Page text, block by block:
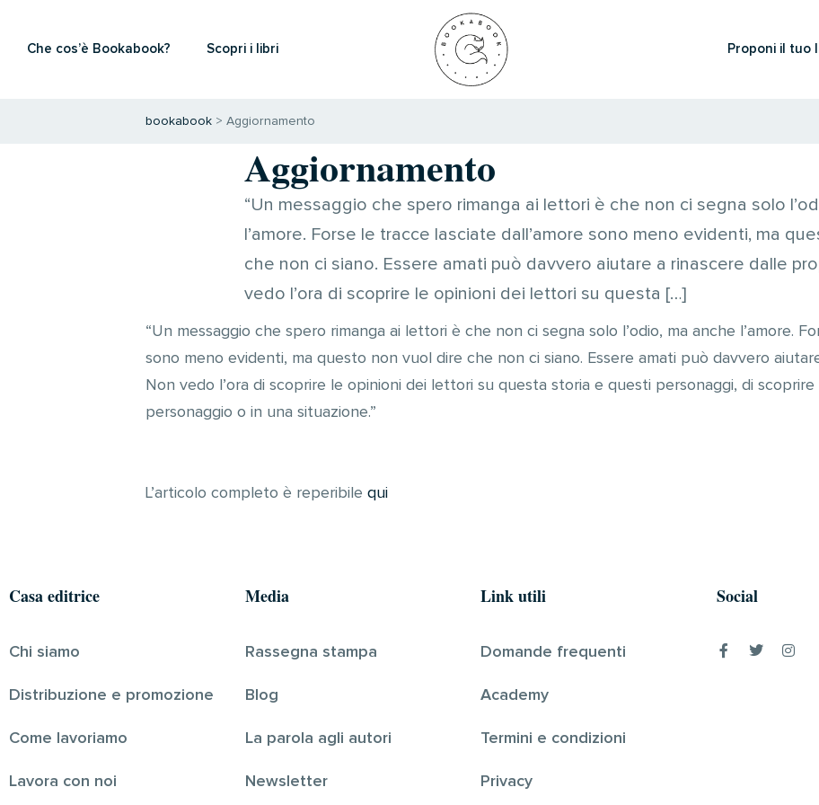
Che cos’è Bookabook? Scopri i libri Proponi il tuo
bookabook > Aggiornamento
Aggiornamento
“Un messaggio che spero rimanga ai lettori è che non ci segna solo
l’amore. Forse le tracce lasciate dall’amore sono meno evidenti, ma
che non ci siano. Essere amati può davvero aiutare a rinascere dalle
vedo l’ora di scoprire le opinioni dei lettori su questa […]
“Un messaggio che spero rimanga ai lettori è che non ci segna solo l’odio, ma anche l’amore.
sono meno evidenti, ma questo non vuol dire che non ci siano. Essere amati può davvero
Non vedo l’ora di scoprire le opinioni dei lettori su questa storia e questi personaggi, di
personaggio o in una situazione.”
L’articolo completo è reperibile qui
Casa editrice
Chi siamo
Distribuzione e promozione
Come lavoriamo
Lavora con noi
Media
Rassegna stampa
Blog
La parola agli autori
Newsletter
Link utili
Domande frequenti
Academy
Termini e condizioni
Privacy
Social